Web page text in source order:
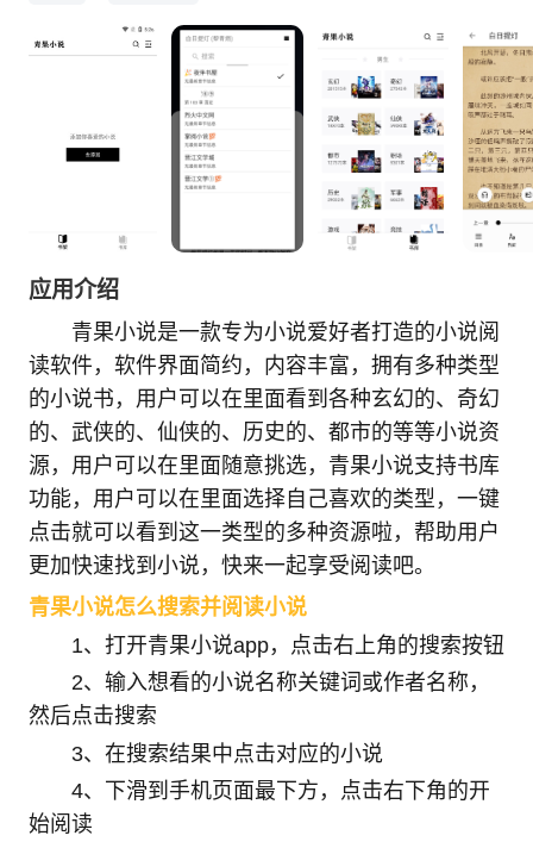
应用介绍
青果小说是一款专为小说爱好者打造的小说阅
读软件，软件界面简约，内容丰富，拥有多种类型
的小说书，用户可以在里面看到各种玄幻的、奇幻
的、武侠的、仙侠的、历史的、都市的等等小说资
源，用户可以在里面随意挑选，青果小说支持书库
功能，用户可以在里面选择自己喜欢的类型，一键
点击就可以看到这一类型的多种资源啦，帮助用户
更加快速找到小说，快来一起享受阅读吧。
青果小说怎么搜索并阅读小说
1、打开青果小说app，点击右上角的搜索按钮
2、输入想看的小说名称关键词或作者名称，
然后点击搜索
3、在搜索结果中点击对应的小说
4、下滑到手机页面最下方，点击右下角的开
始阅读